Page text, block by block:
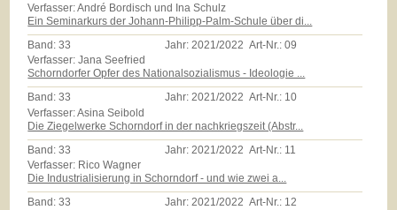
Verfasser: André Bordisch und Ina Schulz
Ein Seminarkurs der Johann-Philipp-Palm-Schule über di...
Band:33 Jahr:2021/2022 Art-Nr.:09
Verfasser: Jana Seefried
Schorndorfer Opfer des Nationalsozialismus - Ideologie ...
Band:33 Jahr:2021/2022 Art-Nr.: 10
Verfasser: Asina Seibold
Die Ziegelwerke Schorndorf in der nachkriegszeit (Abstr...
Band:33 Jahr:2021/2022 Art-Nr.: 11
Verfasser: Rico Wagner
Die Industrialisierung in Schorndorf - und wie zwei a...
Band:33 Jahr:2021/2022 Art-Nr.: 12